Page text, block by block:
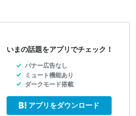
いまの話題をアプリでチェック！
バナー広告なし
ミュート機能あり
ダークモード搭載
アプリをダウンロード